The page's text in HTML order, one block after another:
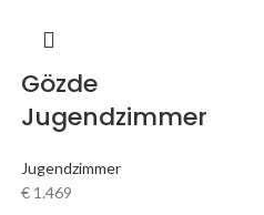
Gözde
Jugendzimmer
Jugendzimmer
€ 1.469